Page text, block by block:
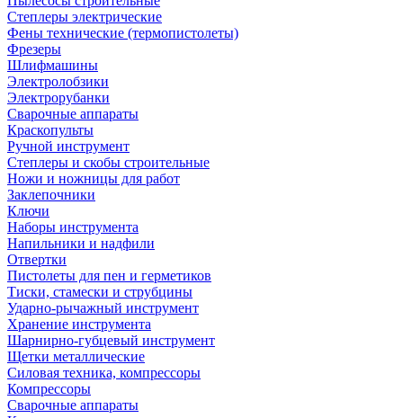
Степлеры электрические
Фены технические (термопистолеты)
Фрезеры
Шлифмашины
Электролобзики
Электрорубанки
Сварочные аппараты
Краскопульты
Ручной инструмент
Степлеры и скобы строительные
Ножи и ножницы для работ
Заклепочники
Ключи
Наборы инструмента
Напильники и надфили
Отвертки
Пистолеты для пен и герметиков
Тиски, стамески и струбцины
Ударно-рычажный инструмент
Хранение инструмента
Шарнирно-губцевый инструмент
Щетки металлические
Силовая техника, компрессоры
Компрессоры
Сварочные аппараты